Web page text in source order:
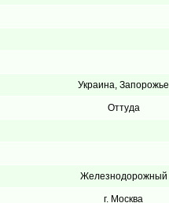
Украина, Запорожье
Оттуда
Железнодорожный
г. Москва